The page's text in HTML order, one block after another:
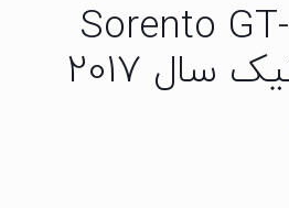
خودرو کیا Sorento GT-
Line اتوماتیک سال 2017